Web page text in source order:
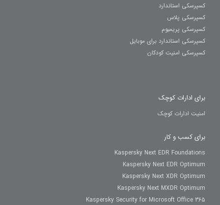
کسپرسکی استاندارد
کسپرسکی پلاس
کسپرسکی پریمیوم
کسپرسکی استاندارد برای موبایل
کسپرسکی امنیت کودکان
برای ادارات کوچک
امنیت ادارات کوچک
برای کسب و کار
Kaspersky Next EDR Foundations
Kaspersky Next EDR Optimum
Kaspersky Next XDR Optimum
Kaspersky Next MXDR Optimum
Kaspersky Security for Microsoft Office 365